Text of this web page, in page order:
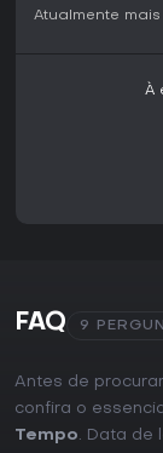
Atualmente
À
FAQ 9
Antes de
confira o
Tempo. Data de